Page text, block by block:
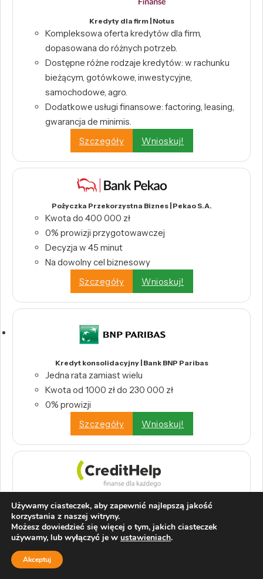
Kredyty dla firm | Notus
Kompleksowa oferta kredytów dla firm,
dopasowana do różnych potrzeb.
Dostępne różne rodzaje kredytów: w rachunku
bieżącym, gotówkowe, inwestycyjne,
samochodowe, agro.
Dodatkowe usługi finansowe: factoring, leasing,
gwarancja de minimis.
Szczegóły
Wnioskuj!
Pożyczka Przekorzystna Biznes | Pekao S.A.
Kwota do 400 000 zł
0% prowizji przygotowawczej
Decyzja w 45 minut
Na dowolny cel biznesowy
Szczegóły
Wnioskuj!
Kredyt konsolidacyjny | Bank BNP Paribas
Jedna rata zamiast wielu
Kwota od 1000 zł do 230 000 zł
0% prowizji
Szczegóły
Wnioskuj!
Konsolidacja kredytów i pożyczek | CreditHelp
Połącz wszystkie swoje kredyty w jedną,
wygodną ratę.
Odbierz swoje pieniądze z tytułu nadpłat
bankowych.
Wystarczy raport BIK, by skorzystać z
Używamy ciasteczek, aby zapewnić najlepszą jakość
korzystania z naszej witryny.
Możesz dowiedzieć się więcej o tym, jakich ciasteczek
używamy, lub wyłączyć je w ustawieniach.
Akceptuj